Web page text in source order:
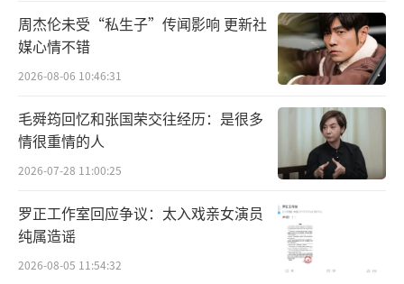
周杰伦未受“私生子”传闻影响 更新社
媒心情不错
2026-08-06 10:46:31
毛舜筠回忆和张国荣交往经历：是很多
情很重情的人
2026-07-28 11:00:25
罗正工作室回应争议：太入戏亲女演员
纯属造谣
2026-08-05 11:54:32